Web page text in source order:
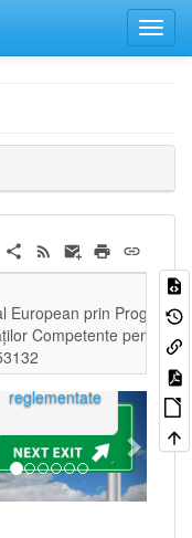
European prin
Competente pentru
Profesii
reglementate
Next